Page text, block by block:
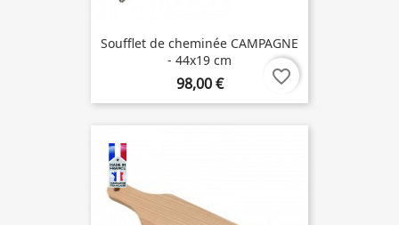
Soufflet de cheminée CAMPAGNE
- 44x19 cm
98,00 € favorite_border